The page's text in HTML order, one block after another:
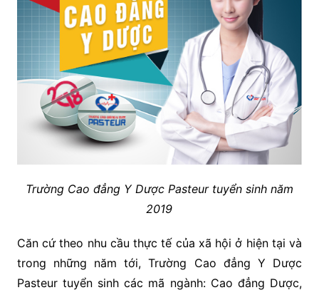
Trường Cao đẳng Y Dược Pasteur tuyển sinh năm
2019
Căn cứ theo nhu cầu thực tế của xã hội ở hiện tại và
trong những năm tới, Trường Cao đẳng Y Dược
Pasteur tuyển sinh các mã ngành: Cao đẳng Dược,